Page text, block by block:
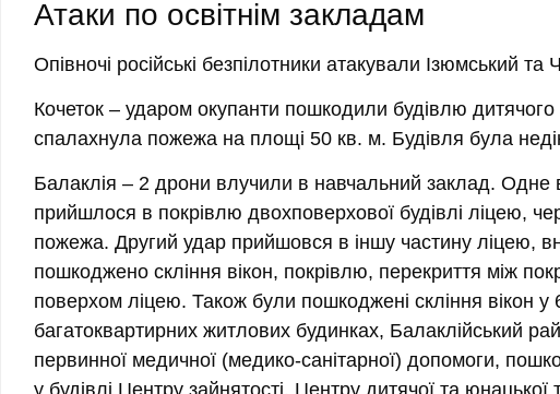
Атаки по освітнім закладам
Опівночі російські безпілотники атакували Ізюмський та
Кочеток – ударом окупанти пошкодили будівлю дитячого
спалахнула пожежа на площі 50 кв. м. Будівля була
Балаклія – 2 дрони влучили в навчальний заклад. Одне
прийшлося в покрівлю двохповерхової будівлі ліцею,
пожежа. Другий удар прийшовся в іншу частину ліцею,
пошкоджено скління вікон, покрівлю, перекриття між
поверхом ліцею. Також були пошкоджені скління вікон у
багатоквартирних житлових будинках, Балаклійський
первинної медичної (медико-санітарної) допомоги,